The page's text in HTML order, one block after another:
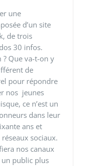
une
d’un site
de trois
30 infos.
Que va-t-on y
de
pour répondre
nos jeunes
ce n’est un
dans leur
ans et
sociaux.
nos canaux
public plus